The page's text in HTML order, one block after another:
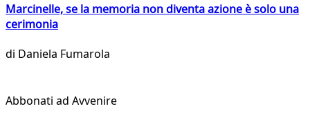
Marcinelle, se la memoria non diventa azione è solo una
cerimonia
di Daniela Fumarola
Abbonati ad Avvenire